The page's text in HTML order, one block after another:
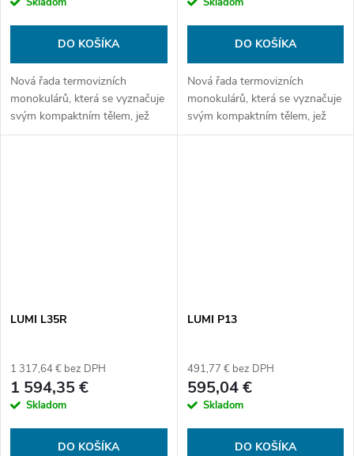
DO KOŠÍKA
Nová řada termovizních
monokulárů, která se vyznačuje
svým kompaktním tělem, jež
nezapře své silné schopnosti.
DO KOŠÍKA
Nová řada termovizních
monokulárů, která se vyznačuje
svým kompaktním tělem, jež
nezapře své silné schopnosti.
LUMI L35R
1 317,64 € bez DPH
1 594,35 €
Skladom
DO KOŠÍKA
LUMI P13
491,77 € bez DPH
595,04 €
Skladom
DO KOŠÍKA